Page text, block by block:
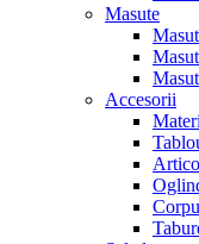
Masute
Accesorii